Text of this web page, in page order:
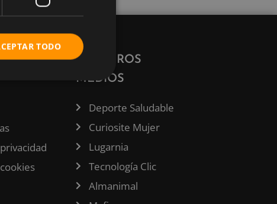
NUESTROS
MEDIOS
Deporte Saludable
Curiosite Mujer
Lugarnia
Tecnología Clic
Almanimal
TODO